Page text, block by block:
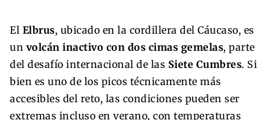
El Elbrus, ubicado en la cordillera del Cáucaso, es
un volcán inactivo con dos cimas gemelas, parte
del desafío internacional de las Siete Cumbres. Si
bien es uno de los picos técnicamente más
accesibles del reto, las condiciones pueden ser
extremas incluso en verano, con temperaturas